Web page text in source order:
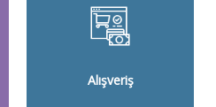
Alışveriş